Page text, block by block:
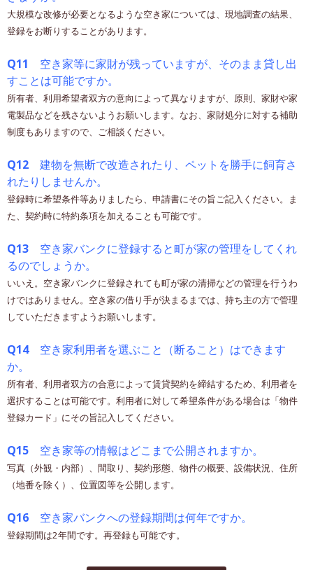
大規模な改修が必要となるような空き家については、現地調査の結果、
登録をお断りすることがあります。
Q11 空き家等に家財が残っていますが、そのまま貸し出
すことは可能ですか。
所有者、利用希望者双方の意向によって異なりますが、原則、家財や家
電製品などを残さないようお願いします。なお、家財処分に対する補助
制度もありますので、ご相談ください。
Q12 建物を無断で改造されたり、ペットを勝手に飼育さ
れたりしませんか。
登録時に希望条件等ありましたら、申請書にその旨ご記入ください。ま
た、契約時に特約条項を加えることも可能です。
Q13 空き家バンクに登録すると町が家の管理をしてくれ
るのでしょうか。
いいえ。空き家バンクに登録されても町が家の清掃などの管理を行うわ
けではありません。空き家の借り手が決まるまでは、持ち主の方で管理
していただきますようお願いします。
Q14 空き家利用者を選ぶこと（断ること）はできます
か。
所有者、利用者双方の合意によって賃貸契約を締結するため、利用者を
選択することは可能です。利用者に対して希望条件がある場合は「物件
登録カード」にその旨記入してください。
Q15 空き家等の情報はどこまで公開されますか。
写真（外観・内部）、間取り、契約形態、物件の概要、設備状況、住所
（地番を除く）、位置図等を公開します。
Q16 空き家バンクへの登録期間は何年ですか。
登録期間は2年間です。再登録も可能です。